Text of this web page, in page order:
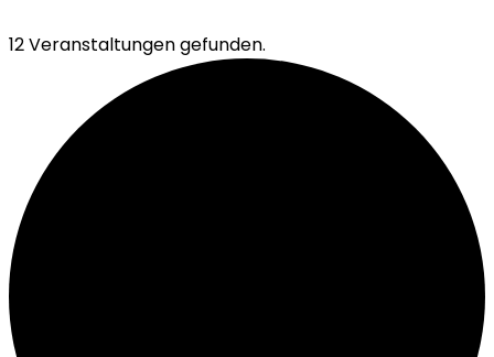
12 Veranstaltungen gefunden.